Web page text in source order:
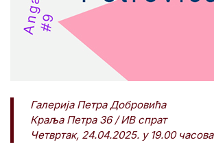
Галерија Петра Добровића
Краља Петра 36 / ИВ спрат
Четвртак, 24.04.2025. у 19.00 часова